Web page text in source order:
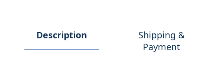
Description
Shipping &
Payment